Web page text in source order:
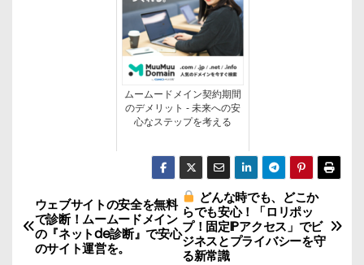
ムームードメイン契約期間
のデメリット - 未来への安
心なステップを考える
投
稿
どんな時でも、どこか
らでも安心！「ロリポッ
プ！固定IPアクセス」でビ
ジネスとプライバシーを守
る新常識
ウェブサイトの安全を無料
で診断！ムームードメイン
の『ネットde診断』で安心
のサイト運営を。